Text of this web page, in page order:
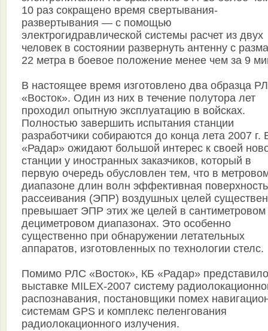
10 раз сокращено время свертывания-
развертывания — с помощью
электрогидравлической системы расчет из двух
человек в состоянии развернуть антенну с
22 метра в боевое положение менее чем за 9
В настоящее время изготовлено два образца
«Восток». Один из них в течение полутора лет
проходил опытную эксплуатацию в войсках.
Полностью завершить испытания станции
разработчики собираются до конца лета 2007 г.
«Радар» ожидают большой интерес к своей
станции у иностранных заказчиков, который в
первую очередь обусловлен тем, что в
диапазоне длин волн эффективная поверхность
рассеивания (ЭПР) воздушных целей
превышает ЭПР этих же целей в сантиметровом
дециметровом диапазонах. Это особенно
существенно при обнаружении летательных
аппаратов, изготовленных по технологии стелс.
Помимо РЛС «Восток», КБ «Радар»
выставке MILEX-2007 систему
распознавания, постановщики помех
системам GPS и комплекс пеленгования
радиолокационного излучения.